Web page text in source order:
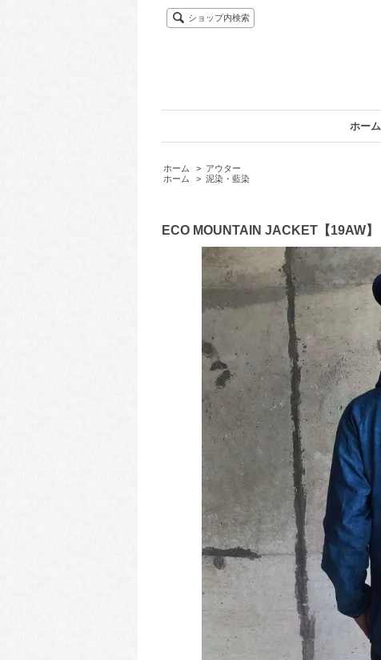
ショップ内検索
ホーム
ホーム > アウター
ホーム
> 泥染・藍染
ECO MOUNTAIN JACKET【19AW】